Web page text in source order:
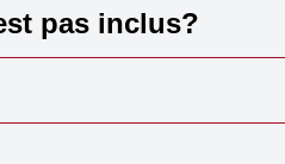
pas inclus?